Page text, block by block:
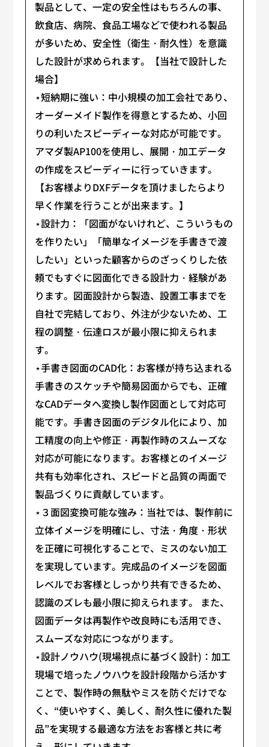
製品として、一定の安全性はもちろんの事、
飲食店、病院、食品工場などで使われる製品
が多いため、安全性（衛生・耐久性）を意識
した設計が求められます。【当社で設計した
場合】
⋆短納期に強い：中小規模の加工会社であり、
オーダーメイド製作を得意とするため、小回
りの利いたスピーディーな対応が可能です。
アマダ製AP100を使用し、展開・加工データ
の作成をスピーディーに行っていきます。
【お客様よりDXFデータを頂けましたらより
早く作業を行うことが出来ます。】
⋆設計力：「図面がないけれど、こういうもの
を作りたい」「簡単なイメージを手書きで渡
したい」といった顧客からのざっくりした依
頼でもすぐに図面化できる設計力・経験があ
ります。図面設計から製造、設置工事までを
自社で完結しており、外注が少ないため、工
程の調整・伝達ロスが最小限に抑えられま
す。
⋆手書き図面のCAD化：お客様が持ち込まれる
手書きのスケッチや簡易図面からでも、正確
なCADデータへ変換し製作図面として対応可
能です。手書き図面のデジタル化により、加
工精度の向上や修正・再製作時のスムーズな
対応が可能になります。お客様とのイメージ
共有も効率化され、スピードと品質の両面で
製品づくりに貢献しています。
⋆３面図変換可能な強み：当社では、製作前に
立体イメージを明確にし、寸法・角度・形状
を正確に可視化することで、ミスのない加工
を実現しています。完成品のイメージを図面
レベルでお客様としっかり共有できるため、
認識のズレも最小限に抑えられます。 また、
図面データは再製作や改良時にも活用でき、
スムーズな対応につながります。
⋆設計ノウハウ(現場視点に基づく設計)：加工
現場で培ったノウハウを設計段階から活かす
ことで、製作時の無駄やミスを防ぐだけでな
く、“使いやすく、美しく、耐久性に優れた製
品”を実現する最適な方法をお客様と共に考